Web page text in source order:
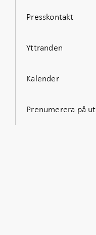
Presskontakt
Yttranden
Kalender
Prenumerera på